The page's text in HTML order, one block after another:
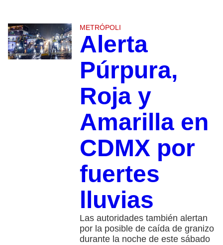
METRÓPOLI
Alerta
Púrpura,
Roja y
Amarilla en
CDMX por
fuertes
lluvias
Las autoridades también alertan
por la posible de caída de granizo
durante la noche de este sábado